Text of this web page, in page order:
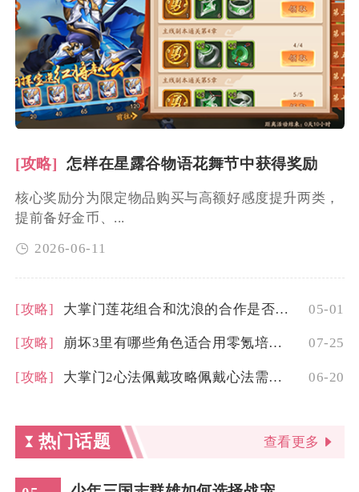
[攻略] 怎样在星露谷物语花舞节中获得奖励
核心奖励分为限定物品购买与高额好感度提升两类，
提前备好金币、...
2026-06-11
[攻略] 大掌门莲花组合和沈浪的合作是否受到了乐迷们的喜爱 05-01
[攻略] 崩坏3里有哪些角色适合用零氪培养作为主c 07-25
[攻略] 大掌门2心法佩戴攻略佩戴心法需要注意哪些要点 06-20
热门话题 查看更多